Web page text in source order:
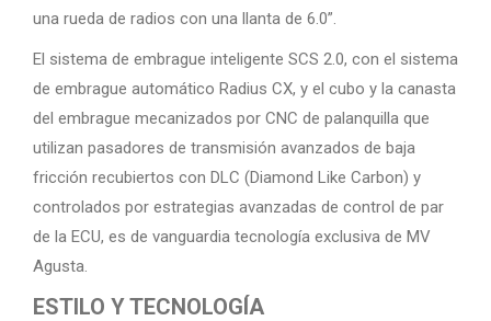
una rueda de radios con una llanta de 6.0”.
El sistema de embrague inteligente SCS 2.0, con el sistema
de embrague automático Radius CX, y el cubo y la canasta
del embrague mecanizados por CNC de palanquilla que
utilizan pasadores de transmisión avanzados de baja
fricción recubiertos con DLC (Diamond Like Carbon) y
controlados por estrategias avanzadas de control de par
de la ECU, es de vanguardia tecnología exclusiva de MV
Agusta.
ESTILO Y TECNOLOGÍA